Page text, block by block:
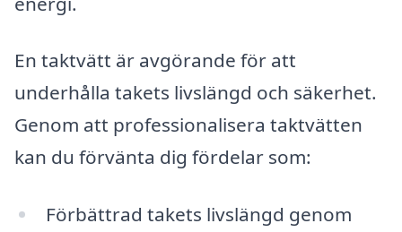
En taktvätt är avgörande för att
underhålla takets livslängd och säkerhet.
Genom att professionalisera taktvätten
kan du förvänta dig fördelar som:
Förbättrad takets livslängd genom